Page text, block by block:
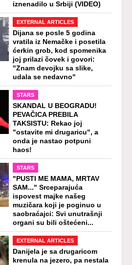
iznenadilo u Srbiji (VIDEO)
EXTERNAL ARTICLES
Dijana se posle 5 godina
vratila iz Nemačke i posetila
ćerkin grob, kod spomenika
joj prilazi čovek i govori:
"Znam devojku sa slike,
udala se nedavno"
STARS
SKANDAL U BEOGRADU!
PEVAČICA PREBILA
TAKSISTU: Rekao joj
"ostavite mi drugaricu", a
onda je nastao potpuni
haos!
STARS
"PUSTI ME MAMA, MRTAV
SAM..." Srceparajuća
ispovest majke našeg
muzičara koji je poginuo u
saobraćajci: Svi unutrašnji
organi su bili oštećeni...
EXTERNAL ARTICLES
Danijela je sa drugaricom
krenula na jezero, pa nestala